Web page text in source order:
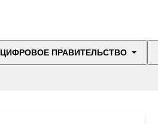
ЦИФРОВОЕ ПРАВИТЕЛЬСТВО